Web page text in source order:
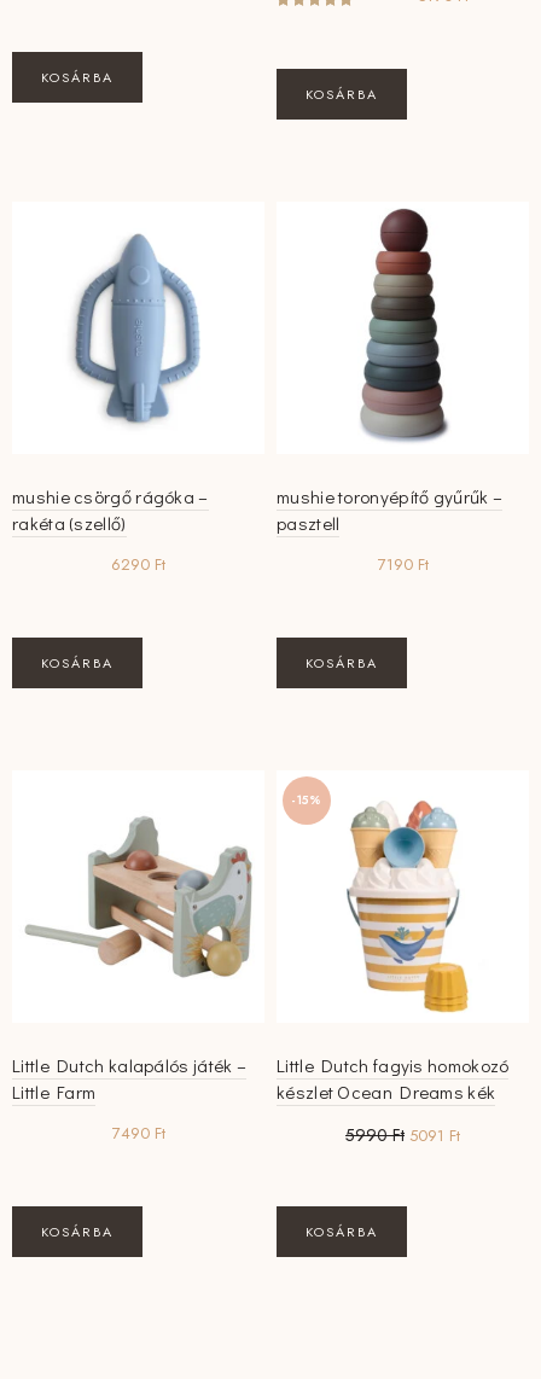
KOSÁRBA
KOSÁRBA
mushie csörgő rágóka –
rakéta (szellő)
6290 Ft
KOSÁRBA
mushie toronyépítő gyűrűk –
pasztell
7190 Ft
KOSÁRBA
Little Dutch kalapálós játék –
Little Farm
7490 Ft
KOSÁRBA
-15%
Little Dutch fagyis homokozó
készlet Ocean Dreams kék
5990Ft Original
5091 FtCurrent
KOSÁRBA